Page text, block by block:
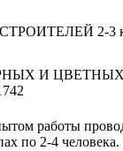
2-3
И ЦВЕТНЫХ
работы
по 2-4 человека.